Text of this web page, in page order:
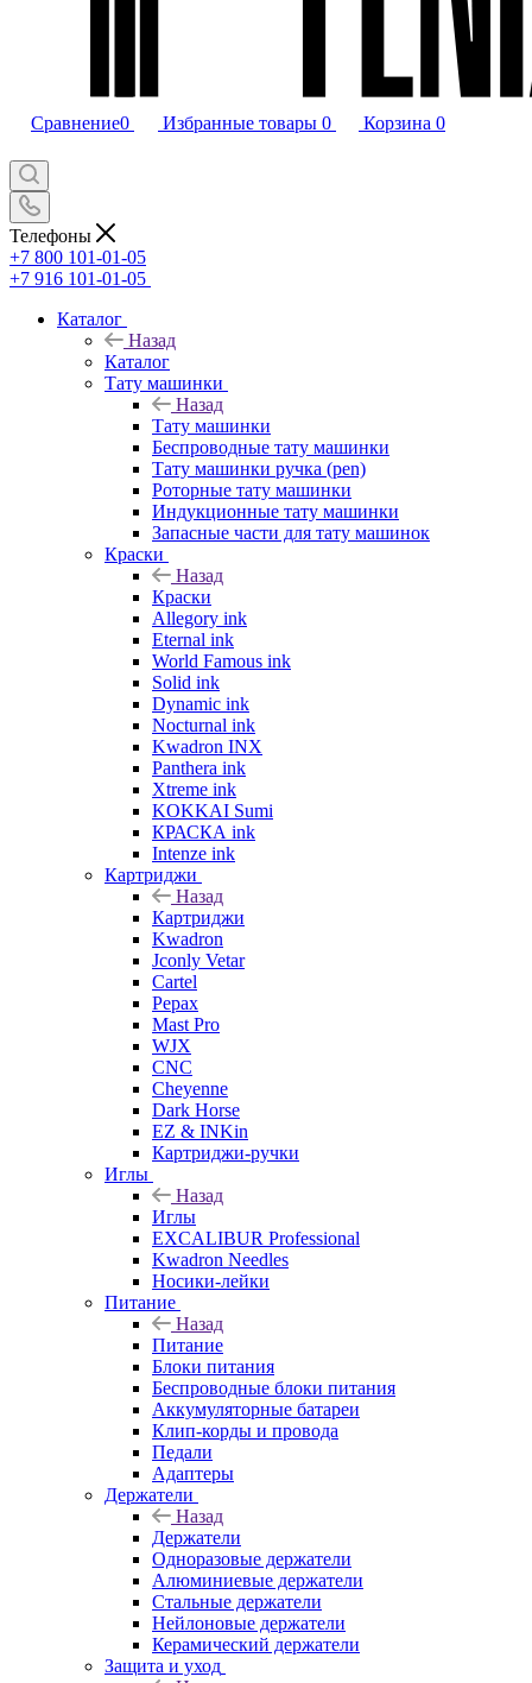
Сравнение0 Избранные товары 0 Корзина 0
Телефоны
+7 800 101-01-05
+7 916 101-01-05
Каталог
Назад
Каталог
Тату машинки
Назад
Тату машинки
Беспроводные тату машинки
Тату машинки ручка (pen)
Роторные тату машинки
Индукционные тату машинки
Запасные части для тату машинок
Краски
Назад
Краски
Allegory ink
Eternal ink
World Famous ink
Solid ink
Dynamic ink
Nocturnal ink
Kwadron INX
Panthera ink
Xtreme ink
KOKKAI Sumi
КРАСКА ink
Intenze ink
Картриджи
Назад
Картриджи
Kwadron
Jconly Vetar
Cartel
Pepax
Mast Pro
WJX
CNC
Cheyenne
Dark Horse
EZ & INKin
Картриджи-ручки
Иглы
Назад
Иглы
EXCALIBUR Professional
Kwadron Needles
Носики-лейки
Питание
Назад
Питание
Блоки питания
Беспроводные блоки питания
Аккумуляторные батареи
Клип-корды и провода
Педали
Адаптеры
Держатели
Назад
Держатели
Одноразовые держатели
Алюминиевые держатели
Стальные держатели
Нейлоновые держатели
Керамический держатели
Защита и уход